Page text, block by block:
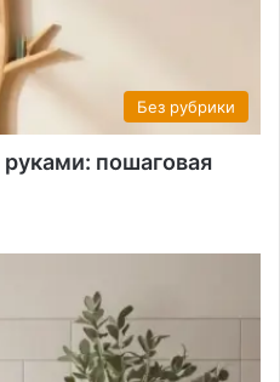
Без рубрики
пошаговая